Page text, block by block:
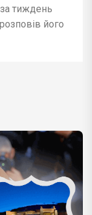
за тиждень
його